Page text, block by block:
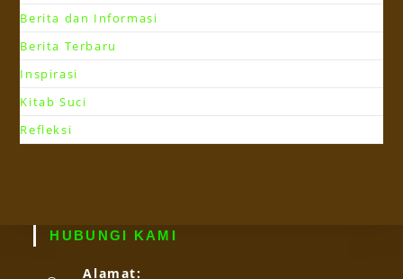
Berita dan Informasi
Berita Terbaru
Inspirasi
Kitab Suci
Refleksi
HUBUNGI KAMI
Alamat: